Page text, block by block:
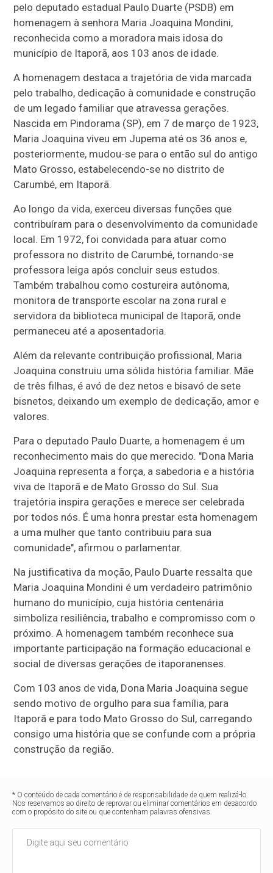
pelo deputado estadual Paulo Duarte (PSDB) em
homenagem à senhora Maria Joaquina Mondini,
reconhecida como a moradora mais idosa do
município de Itaporã, aos 103 anos de idade.
A homenagem destaca a trajetória de vida marcada
pelo trabalho, dedicação à comunidade e construção
de um legado familiar que atravessa gerações.
Nascida em Pindorama (SP), em 7 de março de 1923,
Maria Joaquina viveu em Jupema até os 36 anos e,
posteriormente, mudou-se para o então sul do antigo
Mato Grosso, estabelecendo-se no distrito de
Carumbé, em Itaporã.
Ao longo da vida, exerceu diversas funções que
contribuíram para o desenvolvimento da comunidade
local. Em 1972, foi convidada para atuar como
professora no distrito de Carumbé, tornando-se
professora leiga após concluir seus estudos.
Também trabalhou como costureira autônoma,
monitora de transporte escolar na zona rural e
servidora da biblioteca municipal de Itaporã, onde
permaneceu até a aposentadoria.
Além da relevante contribuição profissional, Maria
Joaquina construiu uma sólida história familiar. Mãe
de três filhas, é avó de dez netos e bisavó de sete
bisnetos, deixando um exemplo de dedicação, amor e
valores.
Para o deputado Paulo Duarte, a homenagem é um
reconhecimento mais do que merecido. "Dona Maria
Joaquina representa a força, a sabedoria e a história
viva de Itaporã e de Mato Grosso do Sul. Sua
trajetória inspira gerações e merece ser celebrada
por todos nós. É uma honra prestar esta homenagem
a uma mulher que tanto contribuiu para sua
comunidade", afirmou o parlamentar.
Na justificativa da moção, Paulo Duarte ressalta que
Maria Joaquina Mondini é um verdadeiro patrimônio
humano do município, cuja história centenária
simboliza resiliência, trabalho e compromisso com o
próximo. A homenagem também reconhece sua
importante participação na formação educacional e
social de diversas gerações de itaporanenses.
Com 103 anos de vida, Dona Maria Joaquina segue
sendo motivo de orgulho para sua família, para
Itaporã e para todo Mato Grosso do Sul, carregando
consigo uma história que se confunde com a própria
construção da região.
* O conteúdo de cada comentário é de responsabilidade de quem realizá-lo.
Nos reservamos ao direito de reprovar ou eliminar comentários em desacordo
com o propósito do site ou que contenham palavras ofensivas.